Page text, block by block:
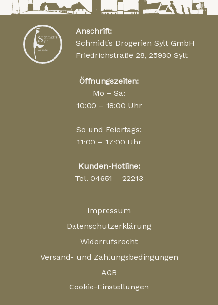
Anschrift:
Schmidt’s Drogerien Sylt GmbH
Friedrichstraße 28, 25980 Sylt
Öffnungszeiten:
Mo – Sa:
10:00 – 18:00 Uhr
So und Feiertags:
11:00 – 17:00 Uhr
Kunden-Hotline:
Tel. 04651 – 22213
Impressum
Datenschutzerklärung
Widerrufsrecht
Versand- und Zahlungsbedingungen
AGB
Cookie-Einstellungen